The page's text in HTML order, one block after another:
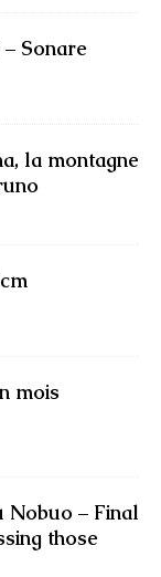
Sonare
la montagne
mois
Nobuo – Final
those